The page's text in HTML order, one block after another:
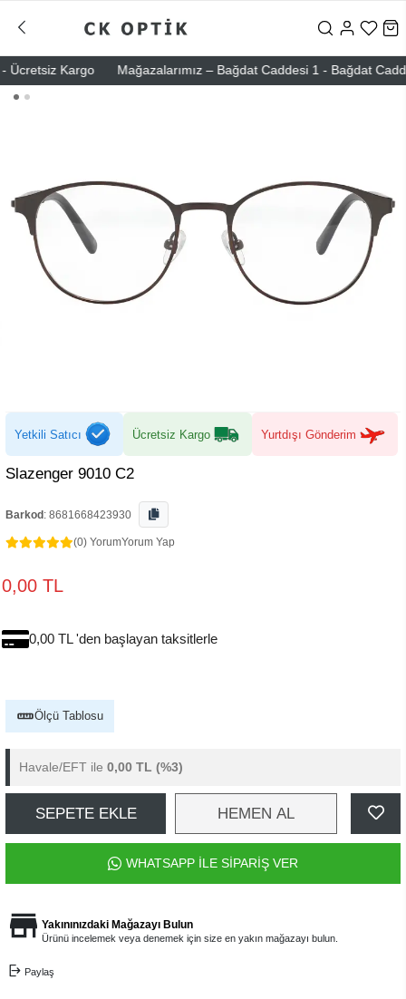
Kargo Mağazalarımız – Bağdat Caddesi 1 - Bağdat
Yetkili Satıcı Ücretsiz Kargo Yurtdışı Gönderim
Slazenger 9010 C2
Barkod : 8681668423930
(0) YorumYorum Yap
0,00 TL
0,00 TL 'den başlayan taksitlerle
Ölçü Tablosu
Havale/EFT ile 0,00 TL (%3)
SEPETE EKLE HEMEN AL
WHATSAPP İLE SİPARİŞ VER
Yakınınızdaki Mağazayı Bulun
Ürünü incelemek veya denemek için size en yakın mağazayı bulun.
Paylaş